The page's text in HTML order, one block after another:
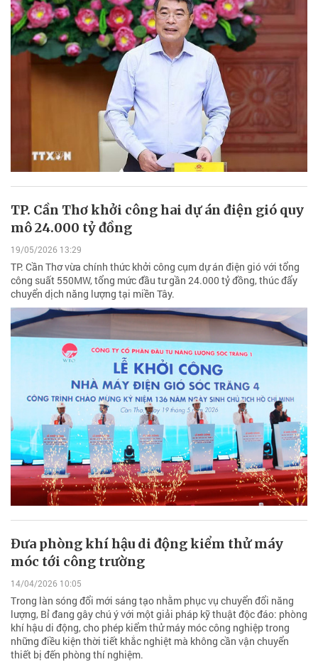
TP. Cần Thơ khởi công hai dự án điện gió quy
mô 24.000 tỷ đồng
19/05/2026 13:29
TP. Cần Thơ vừa chính thức khởi công cụm dự án điện gió với tổng
công suất 550MW, tổng mức đầu tư gần 24.000 tỷ đồng, thúc đẩy
chuyển dịch năng lượng tại miền Tây.
Đưa phòng khí hậu di động kiểm thử máy
móc tới công trường
14/04/2026 10:05
Trong làn sóng đổi mới sáng tạo nhằm phục vụ chuyển đổi năng
lượng, Bỉ đang gây chú ý với một giải pháp kỹ thuật độc đáo: phòng
khí hậu di động, cho phép kiểm thử máy móc công nghiệp trong
những điều kiện thời tiết khắc nghiệt mà không cần vận chuyển
thiết bị đến phòng thí nghiệm.